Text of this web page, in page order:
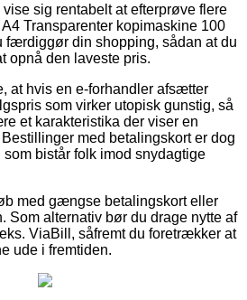
sig rentabelt at efterprøve flere
Transparenter kopimaskine 100
færdiggør din shopping, sådan at du
opnå den laveste pris.
at hvis en e-forhandler afsætter
som virker utopisk gunstig, så
et karakteristika der viser en
med betalingskort er dog
bistår folk imod snydagtige
med gængse betalingskort eller
Som alternativ bør du drage nytte af
ViaBill, såfremt du foretrækker at
ude i fremtiden.